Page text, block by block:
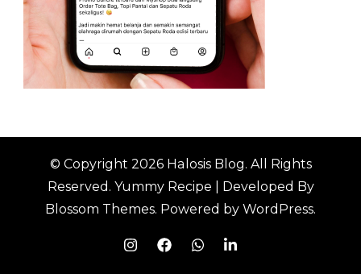
© Copyright 2026 Halosis Blog. All Rights
Reserved. Yummy Recipe | Developed By
Blossom Themes. Powered by WordPress.